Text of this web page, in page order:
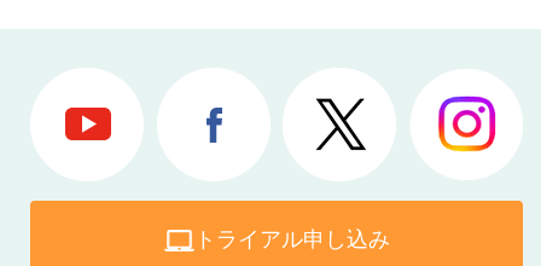
トライアル申し込み